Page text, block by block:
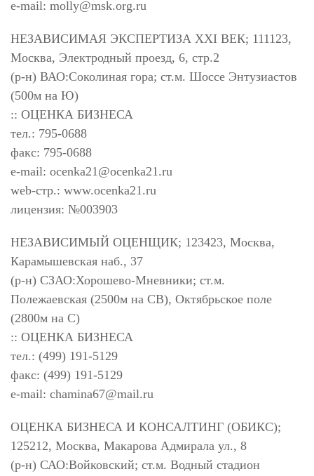
e-mail: molly@msk.org.ru
НЕЗАВИСИМАЯ ЭКСПЕРТИЗА XXI ВЕК; 111123,
Москва, Электродный проезд, 6, стр.2
(р-н) ВАО:Соколиная гора; ст.м. Шоссе Энтузиастов
(500м на Ю)
:: ОЦЕНКА БИЗНЕСА
тел.: 795-0688
факс: 795-0688
e-mail: ocenka21@ocenka21.ru
web-стр.: www.ocenka21.ru
лицензия: №003903
НЕЗАВИСИМЫЙ ОЦЕНЩИК; 123423, Москва,
Карамышевская наб., 37
(р-н) СЗАО:Хорошево-Мневники; ст.м.
Полежаевская (2500м на СВ), Октябрьское поле
(2800м на С)
:: ОЦЕНКА БИЗНЕСА
тел.: (499) 191-5129
факс: (499) 191-5129
e-mail: chamina67@mail.ru
ОЦЕНКА БИЗНЕСА И КОНСАЛТИНГ (ОБИКС);
125212, Москва, Макарова Адмирала ул., 8
(р-н) САО:Войковский; ст.м. Водный стадион